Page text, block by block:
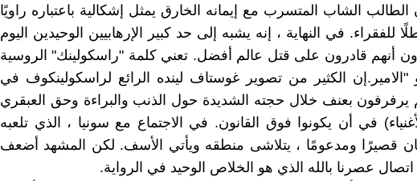
الشاب المتسرب مع إيمانه الخارق يمثل إشكالية باعتباره راويًا
للفقراء. في النهاية ، إنه يشبه إلى حد كبير الإرهابيين الوحيدين اليوم
أنهم قادرون على قتل عالم أفضل. تعني كلمة "راسكولينك" الروسية
"الامير.إن الكثير من تصوير غوستاف لينده الرائع لراسكولينكوف في
يرفرفون بعنف خلال حجته الشديدة حول الذنب والبراءة وحق العبقري
في أن يكونوا فوق القانون. في الاجتماع مع سونيا ، الذي تلعبه
قصيرًا ومدعومًا ، يتلاشى منطقه ويأتي الأسف. لكن المشهد أضعف
عصرنا بالله الذي هو الخلاص الوحيد في الرواية.